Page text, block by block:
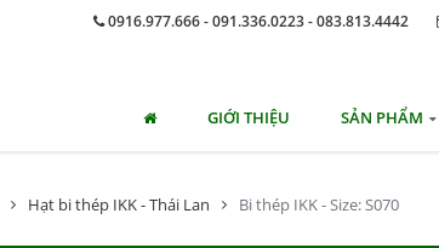
0916.977.666 - 091.336.0223 - 083.813.4442
GIỚI THIỆU SẢN PHẨM
Hạt bi thép IKK - Thái Lan Bi thép IKK - Size: S070